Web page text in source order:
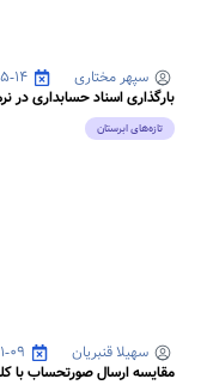
سپهر مختاری
بارگذاری اسناد حسابداری در
تازه‌های ابرستان
سهیلا قنبریان
مقایسه ارسال صورتحساب با